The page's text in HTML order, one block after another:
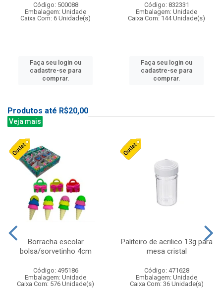
Código: 500088
Embalagem: Unidade
Caixa Com: 6 Unidade(s)
Faça seu login ou
cadastre-se para
comprar.
Código: 832331
Embalagem: Unidade
Caixa Com: 144 Unidade(s)
Faça seu login ou
cadastre-se para
comprar.
Produtos até R$20,00
Veja mais
Borracha escolar
bolsa/sorvetinho 4cm
Código: 495186
Embalagem: Unidade
Caixa Com: 576 Unidade(s)
Paliteiro de acrilico 13g para
mesa cristal
Código: 471628
Embalagem: Unidade
Caixa Com: 36 Unidade(s)